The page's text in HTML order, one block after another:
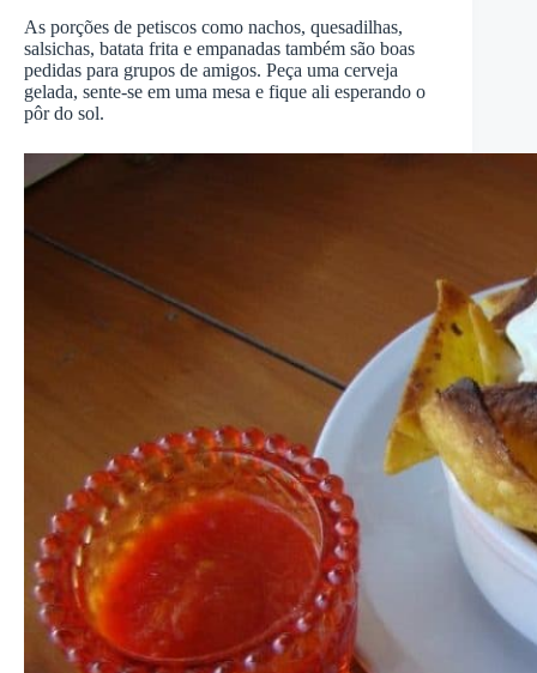
As porções de petiscos como nachos, quesadilhas,
salsichas, batata frita e empanadas também são boas
pedidas para grupos de amigos. Peça uma cerveja
gelada, sente-se em uma mesa e fique ali esperando o
pôr do sol.